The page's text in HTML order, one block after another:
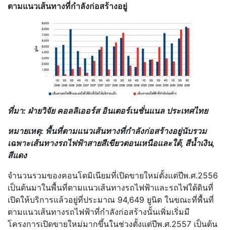
ตามแนวเส้นทางที่กำลังก่อสร้างอยู่
ที่มา: ฝ่ายวิจัย คอลลิเออร์ส อินเตอร์เนชั่นแนล ประเทศไทย
หมายเหตุ: พื้นที่ตามแนวเส้นทางที่กำลังก่อสร้างอยู่นับรวม
เฉพาะเส้นทางรถไฟฟ้าสายสีเขียวตอนเหนือและใต้, สีน้ำเงิน,
สีแดง
จำนวนรวมของคอนโดมิเนียมที่เปิดขายใหม่ตั้งแต่ปีพ.ศ.2556
เป็นต้นมาในพื้นที่ตามแนวเส้นทางรถไฟฟ้าและรถไฟใต้ดินที่
เปิดให้บริการแล้วอยู่ที่ประมาณ 94,649 ยูนิต ในขณะที่พื้นที่
ตามแนวเส้นทางรถไฟฟ้าที่กำลังก่อสร้างนั้นเพิ่มเริ่มมี
โครงการเปิดขายใหม่มากขึ้นในช่วงตั้งแต่ปีพ.ศ.2557 เป็นต้น